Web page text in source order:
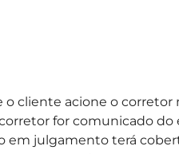
cliente acione o corretor
for comunicado do
em julgamento terá